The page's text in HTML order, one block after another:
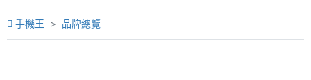
手機王 品牌總覽